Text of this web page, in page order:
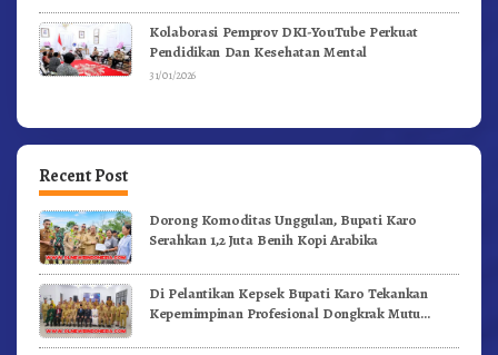
Kolaborasi Pemprov DKI-YouTube Perkuat
Pendidikan Dan Kesehatan Mental
31/01/2026
Recent Post
Dorong Komoditas Unggulan, Bupati Karo
Serahkan 1,2 Juta Benih Kopi Arabika
Di Pelantikan Kepsek Bupati Karo Tekankan
Kepemimpinan Profesional Dongkrak Mutu